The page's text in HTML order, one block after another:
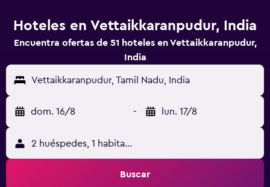
Hoteles en Vettaikkaranpudur, India
Encuentra ofertas de 51 hoteles en Vettaikkaranpudur,
India
Vettaikkaranpudur, Tamil Nadu, India
dom. 16/8 - lun. 17/8
2 huéspedes, 1 habitación
Buscar